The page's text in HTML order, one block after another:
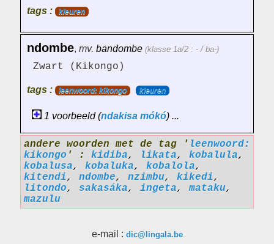
tags :
kleuren
ndombe, mv. bandombe (klasse 1a/2 : - / ba-)
Zwart (Kikongo)
tags : leenwoord: kikongo kleuren
1 voorbeeld (ndakisa mókó) ...
andere woorden met de tag ' leenwoord:
kikongo ' : kidiba, likata, kobalula,
kobalusa, kobaluka, kobalola,
kitendi, ndombe, nzimbu, kikedi,
litondo, sakasáka, ingeta,mataku,
mazulu
e-mail : dic@lingala.be